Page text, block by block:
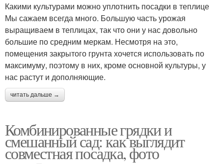
Какими культурами можно уплотнить посадки в теплице
Мы сажаем всегда много. Большую часть урожая
выращиваем в теплицах, так что они у нас довольно
большие по средним меркам. Несмотря на это,
помещения закрытого грунта хочется использовать по
максимуму, поэтому в них, кроме основной культуры, у
нас растут и дополняющие.
читать дальше →
Комбинированные грядки и
смешанный сад: как выглядит
совместная посадка, фото